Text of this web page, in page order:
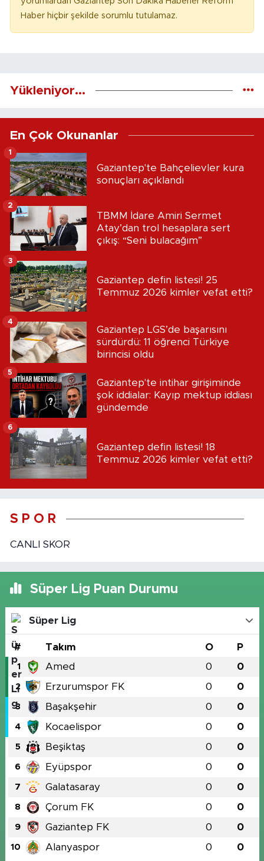
Haber hiçbir şekilde sorumlu tutulamaz.
Yükleniyor...
En Çok Okunanlar
Gaziantep'te Bahçelievler kura
sonuçları açıklandı
1
TBMM İdare Amiri Sermet
Atay’dan trol hesaplara sert
çıkış: “Seni bulacağım”
2
Gaziantep defin listesi! 25
Temmuz 2026 kimler vefat etti?
3
Gaziantep LGS’de başarısını
sürdürdü: 11 öğrenci Türkiye
birincisi oldu
4
Gaziantep'te intihar girişiminde
şok iddialar: Kayıp mektup iddiası
gündemde
5
Gaziantep defin listesi! 18
Temmuz 2026 kimler vefat etti?
6
S P O R
CANLI SKOR
Süper Lig Puan Durumu
Süper Lig
# Takım O P
1 Amed 0 0
2 Erzurumspor FK 0 0
3 Başakşehir 0 0
4 Kocaelispor 0 0
5 Beşiktaş 0 0
6 Eyüpspor 0 0
7 Galatasaray 0 0
8 Çorum FK 0 0
9 Gaziantep FK 0 0
10 Alanyaspor 0 0